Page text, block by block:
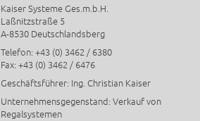
Kaiser Systeme Ges.m.b.H.
Laßnitzstraße 5
A-8530 Deutschlandsberg
Telefon: +43 (0) 3462 / 6380
Fax: +43 (0) 3462 / 6476
Geschäftsführer: Ing. Christian Kaiser
Unternehmensgegenstand: Verkauf von
Regalsystemen